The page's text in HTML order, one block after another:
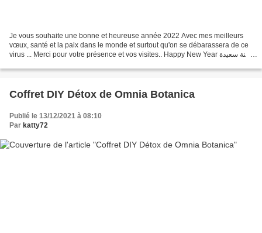
Je vous souhaite une bonne et heureuse année 2022 Avec mes meilleurs
vœux, santé et la paix dans le monde et surtout qu'on se débarassera de ce
virus ... Merci pour votre présence et vos visites.. Happy New Year سنة سعيدة
Coffret DIY Détox de Omnia Botanica
Publié le 13/12/2021 à 08:10
Par katty72